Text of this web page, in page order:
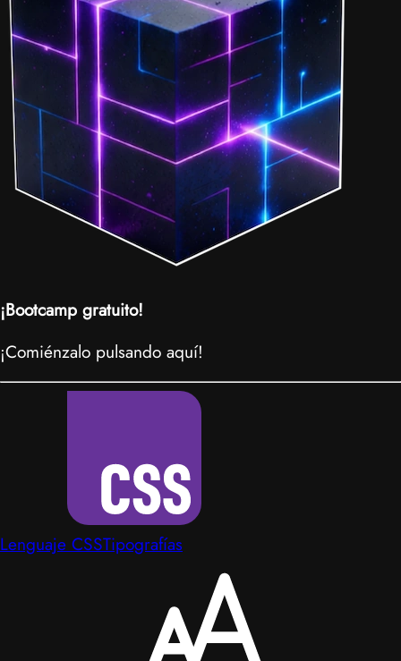
¡Bootcamp gratuito!
¡Comiénzalo pulsando aquí!
Lenguaje CSSTipografías